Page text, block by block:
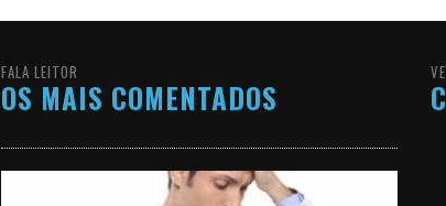
FALA LEITOR
OS MAIS COMENTADOS